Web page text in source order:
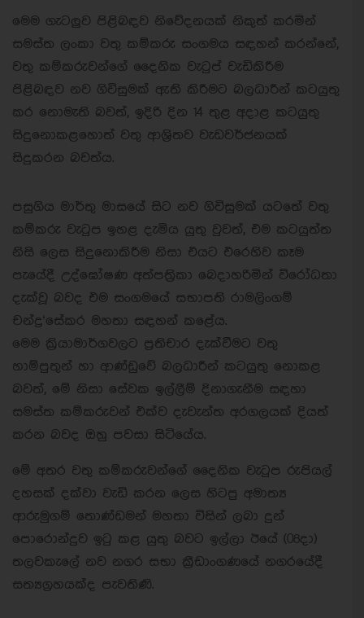
මෙම ගැටලුව පිළිබඳව නිවේදනයක් නිකුත් කරමින්
සමස්ත ලංකා වතු කම්කරු සංගමය සඳහන් කරන්නේ,
වතු කම්කරුවන්ගේ දෛනික වැටුප් වැඩිකිරීම
පිළිබඳව නව ගිවිසුමක් ඇති කිරීමට බලධාරීන් කටයුතු
කර නොමැති බවත්, ඉදිරි දින 14 තුළ අදාළ කටයුතු
සිදුනොකළහොත් වතු ආශ්‍රිතව වැඩවර්ජනයක්
සිදුකරන බවත්ය.
පසුගිය මාර්තු මාසයේ සිට නව ගිවිසුමක් යටතේ වතු
කම්කරු වැටුප ඉහළ දැමිය යුතු වුවත්, එම කටයුත්ත
නිසි ලෙස සිදුනොකිරීම නිසා එයට එරෙහිව කෑම
පැයේදී උද්ඝෝෂණ අත්පත්‍රිකා බෙදාහරිමින් විරෝධතා
දැක්වූ බවද එම සංගමයේ සභාපති රාමලිංගම්
චන්ද්‍ර‘සේකර මහතා සඳහන් කළේය.
මෙම ක්‍රියාමාර්ගවලට ප්‍රතිචාර දැක්වීමට වතු
හාම්පුතුන් හා ආණ්ඩුවේ බලධාරීන් කටයුතු නොකළ
බවත්, මේ නිසා සේවක ඉල්ලීම් දිනාගැනීම සඳහා
සමස්ත කම්කරුවන් එක්ව දැවැන්ත අරගලයක් දියත්
කරන බවද ඔහු පවසා සිටියේය.
මේ අතර වතු කම්කරුවන්ගේ දෛනික වැටුප රුපියල්
දහසක් දක්වා වැඩි කරන ලෙස හිටපු අමාත්‍ය
ආරුමුගම් තොණ්ඩමන් මහතා විසින් ලබා දුන්
පොරොන්දුව ඉටු කළ යුතු බවට ඉල්ලා ඊයේ (08දා)
තලවකැලේ නව නගර සභා ක්‍රීඩාංගණයේ නගරයේදී
සත්‍යග්‍රහයක්ද පැවතිණි.